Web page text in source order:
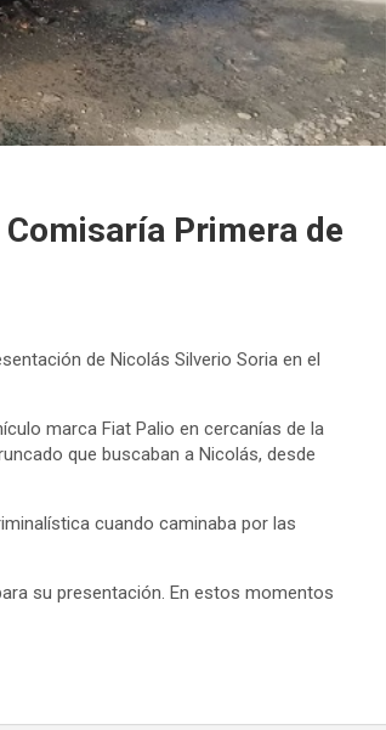
Primera de
de Nicolás Silverio Soria en el
marca Fiat Palio en cercanías de la
que buscaban a Nicolás, desde
cuando caminaba por las
su presentación. En estos momentos